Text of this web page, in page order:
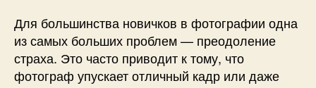
Для большинства новичков в фотографии одна
из самых больших проблем — преодоление
страха. Это часто приводит к тому, что
фотограф упускает отличный кадр или даже